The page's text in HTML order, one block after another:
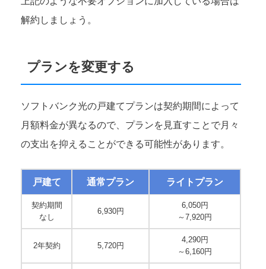
解約しましょう。
プランを変更する
ソフトバンク光の戸建てプランは契約期間によって
月額料金が異なるので、プランを見直すことで月々
の支出を抑えることができる可能性があります。
戸建て 通常プラン ライトプラン
契約期間
なし
6,930円
6,050円
～7,920円
2年契約 5,720円
4,290円
～6,160円